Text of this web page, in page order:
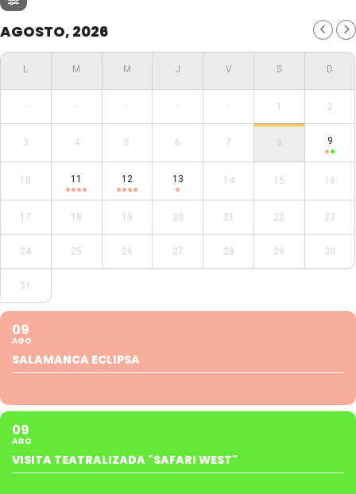
AGOSTO, 2026
- - - - - 1 2
3 4 5 6 7 8 9
10 11 12 13 14 15 16
17 18 19 20 21 22 23
24 25 26 27 28 29 30
31
09
AGO
SALAMANCA ECLIPSA
09
AGO
VISITA TEATRALIZADA "SAFARI WEST"